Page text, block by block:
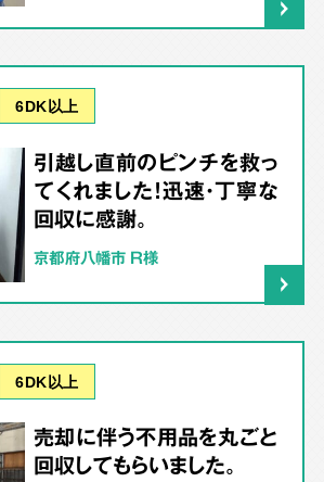
6DK以上
引越し直前のピンチを救っ
てくれました！迅速・丁寧な
回収に感謝。
京都府八幡市 R様
6DK以上
売却に伴う不用品を丸ごと
回収してもらいました。